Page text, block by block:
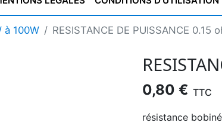
CONDENSATEUR
STYROFLEX
CONDENSATEUR
TRANSFO DE SORTIE
TRANSFO LINE
PLATINES VINYLES MAGNÉTOPHONE TUNER
à 100W RESISTANCE DE PUISSANCE 0.15
0,80 € TTC
résistance